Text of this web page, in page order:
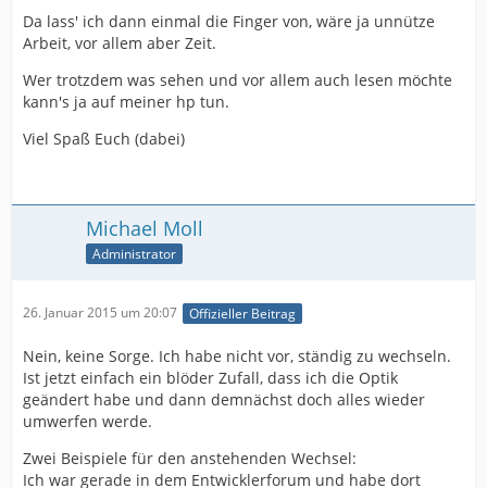
Da lass' ich dann einmal die Finger von, wäre ja unnütze
Arbeit, vor allem aber Zeit.
Wer trotzdem was sehen und vor allem auch lesen möchte
kann's ja auf meiner hp tun.
Viel Spaß Euch (dabei)
Michael Moll
Administrator
26. Januar 2015 um 20:07 Offizieller Beitrag
Nein, keine Sorge. Ich habe nicht vor, ständig zu wechseln.
Ist jetzt einfach ein blöder Zufall, dass ich die Optik
geändert habe und dann demnächst doch alles wieder
umwerfen werde.
Zwei Beispiele für den anstehenden Wechsel:
Ich war gerade in dem Entwicklerforum und habe dort